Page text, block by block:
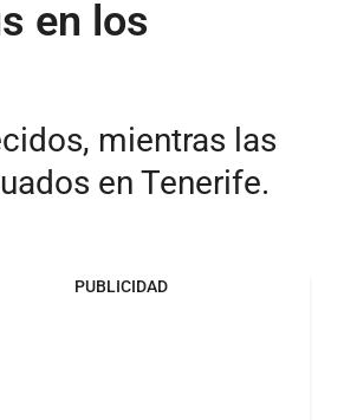
en los
mientras las
en Tenerife.
PUBLICIDAD